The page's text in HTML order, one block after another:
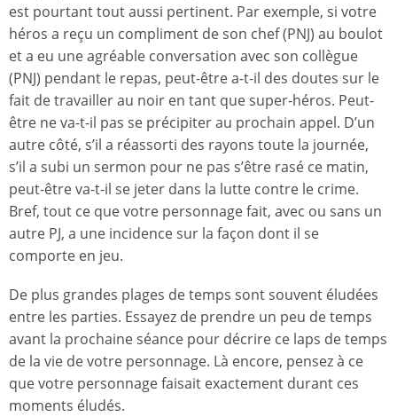
est pourtant tout aussi pertinent. Par exemple, si votre
héros a reçu un compliment de son chef (PNJ) au boulot
et a eu une agréable conversation avec son collègue
(PNJ) pendant le repas, peut-être a-t-il des doutes sur le
fait de travailler au noir en tant que super-héros. Peut-
être ne va-t-il pas se précipiter au prochain appel. D’un
autre côté, s’il a réassorti des rayons toute la journée,
s’il a subi un sermon pour ne pas s’être rasé ce matin,
peut-être va-t-il se jeter dans la lutte contre le crime.
Bref, tout ce que votre personnage fait, avec ou sans un
autre PJ, a une incidence sur la façon dont il se
comporte en jeu.
De plus grandes plages de temps sont souvent éludées
entre les parties. Essayez de prendre un peu de temps
avant la prochaine séance pour décrire ce laps de temps
de la vie de votre personnage. Là encore, pensez à ce
que votre personnage faisait exactement durant ces
moments éludés.